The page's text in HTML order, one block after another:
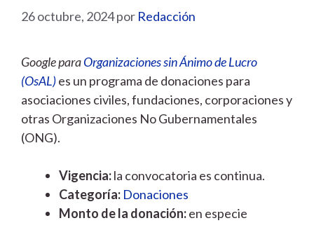
26 octubre, 2024por Redacción
Google paraOrganizaciones sin Ánimo de Lucro
(OsAL)es un programa de donaciones para
asociaciones civiles, fundaciones, corporaciones y
otras Organizaciones No Gubernamentales
(ONG).
Vigencia:la convocatoria es continua.
Categoría: Donaciones
Monto de la donación:en especie